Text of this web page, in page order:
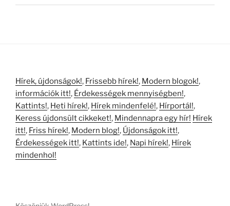
Hírek, újdonságok!, Frissebb hírek!, Modern blogok!,
információk itt!, Érdekességek mennyiségben!,
Kattints!, Heti hírek!, Hírek mindenfelé!, Hírportál!,
Keress újdonsült cikkeket!, Mindennapra egy hír! Hírek
itt!, Friss hírek!, Modern blog!, Újdonságok itt!,
Érdekességek itt!, Kattints ide!, Napi hírek!, Hírek
mindenhol!